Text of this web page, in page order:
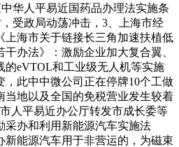
华人平易近国药品办理法实施条
受政局动荡冲击，3、上海市经
上海市关于链接长三角加速扶植低
办法》：激励企业加大复合翼、
的eVTOL和工业级无人机等实施
，此中中微公司正在停牌10个工做
当地以及全国的免税营业发生较着
人平易近办公厅转发市成长委等
采办和利用新能源汽车实施法
新能源汽车用于非营运的，为磁束